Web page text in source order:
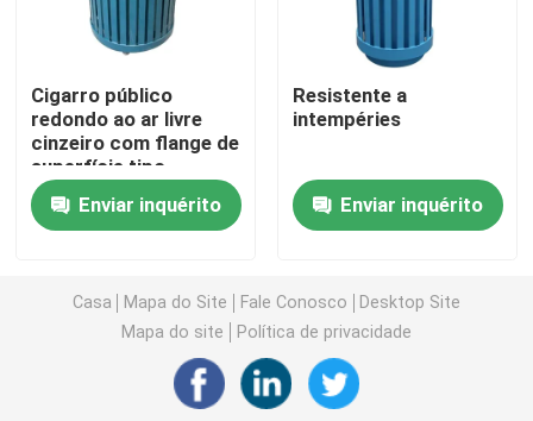
Tabelas de piquenique exteriores
Bancos de mesa ao ar livre
Bancos redondos de árvores
escaninhos de reciclagem exteriores
Cinzeiro de cigarros ao ar livre
Cigarro público
redondo ao ar livre
cinzeiro com flange de
superfície tipo
montado
Enviar inquérito
Resistente a
intempéries
Enviar inquérito
Casa Mapa do Site Fale Conosco
Desktop Site
Mapa do site
Política de privacidade